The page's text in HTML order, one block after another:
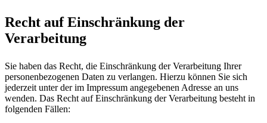
Recht auf Einschränkung der
Verarbeitung
Sie haben das Recht, die Einschränkung der Verarbeitung Ihrer
personenbezogenen Daten zu verlangen. Hierzu können Sie sich
jederzeit unter der im Impressum angegebenen Adresse an uns
wenden. Das Recht auf Einschränkung der Verarbeitung besteht in
folgenden Fällen: